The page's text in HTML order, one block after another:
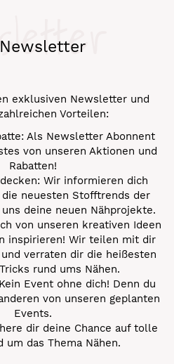
exklusiven Newsletter und
Vorteilen:
Als Newsletter Abonnent
von unseren Aktionen und
Rabatten!
Wir informieren dich
neuesten Stofftrends der
deine neuen Nähprojekte.
von unseren kreativen Ideen
inspirieren! Wir teilen mit dir
verraten dir die heißesten
rund ums Nähen.
Event ohne dich! Denn du
von unseren geplanten
Events.
dir deine Chance auf tolle
um das Thema Nähen.